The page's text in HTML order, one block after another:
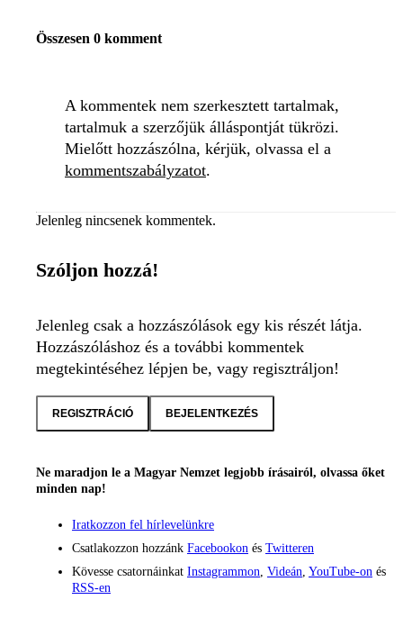
Összesen 0 komment
A kommentek nem szerkesztett tartalmak,
tartalmuk a szerzőjük álláspontját tükrözi.
Mielőtt hozzászólna, kérjük, olvassa el a
kommentszabályzatot.
Jelenleg nincsenek kommentek.
Szóljon hozzá!
Jelenleg csak a hozzászólások egy kis részét látja.
Hozzászóláshoz és a további kommentek
megtekintéséhez lépjen be, vagy regisztráljon!
REGISZTRÁCIÓ BEJELENTKEZÉS
Ne maradjon le a Magyar Nemzet legjobb írásairól, olvassa őket
minden nap!
Iratkozzon fel hírlevelünkre
Csatlakozzon hozzánk Facebookon és Twitteren
Kövesse csatornáinkat Instagrammon, Videán, YouTube-on és
RSS-en